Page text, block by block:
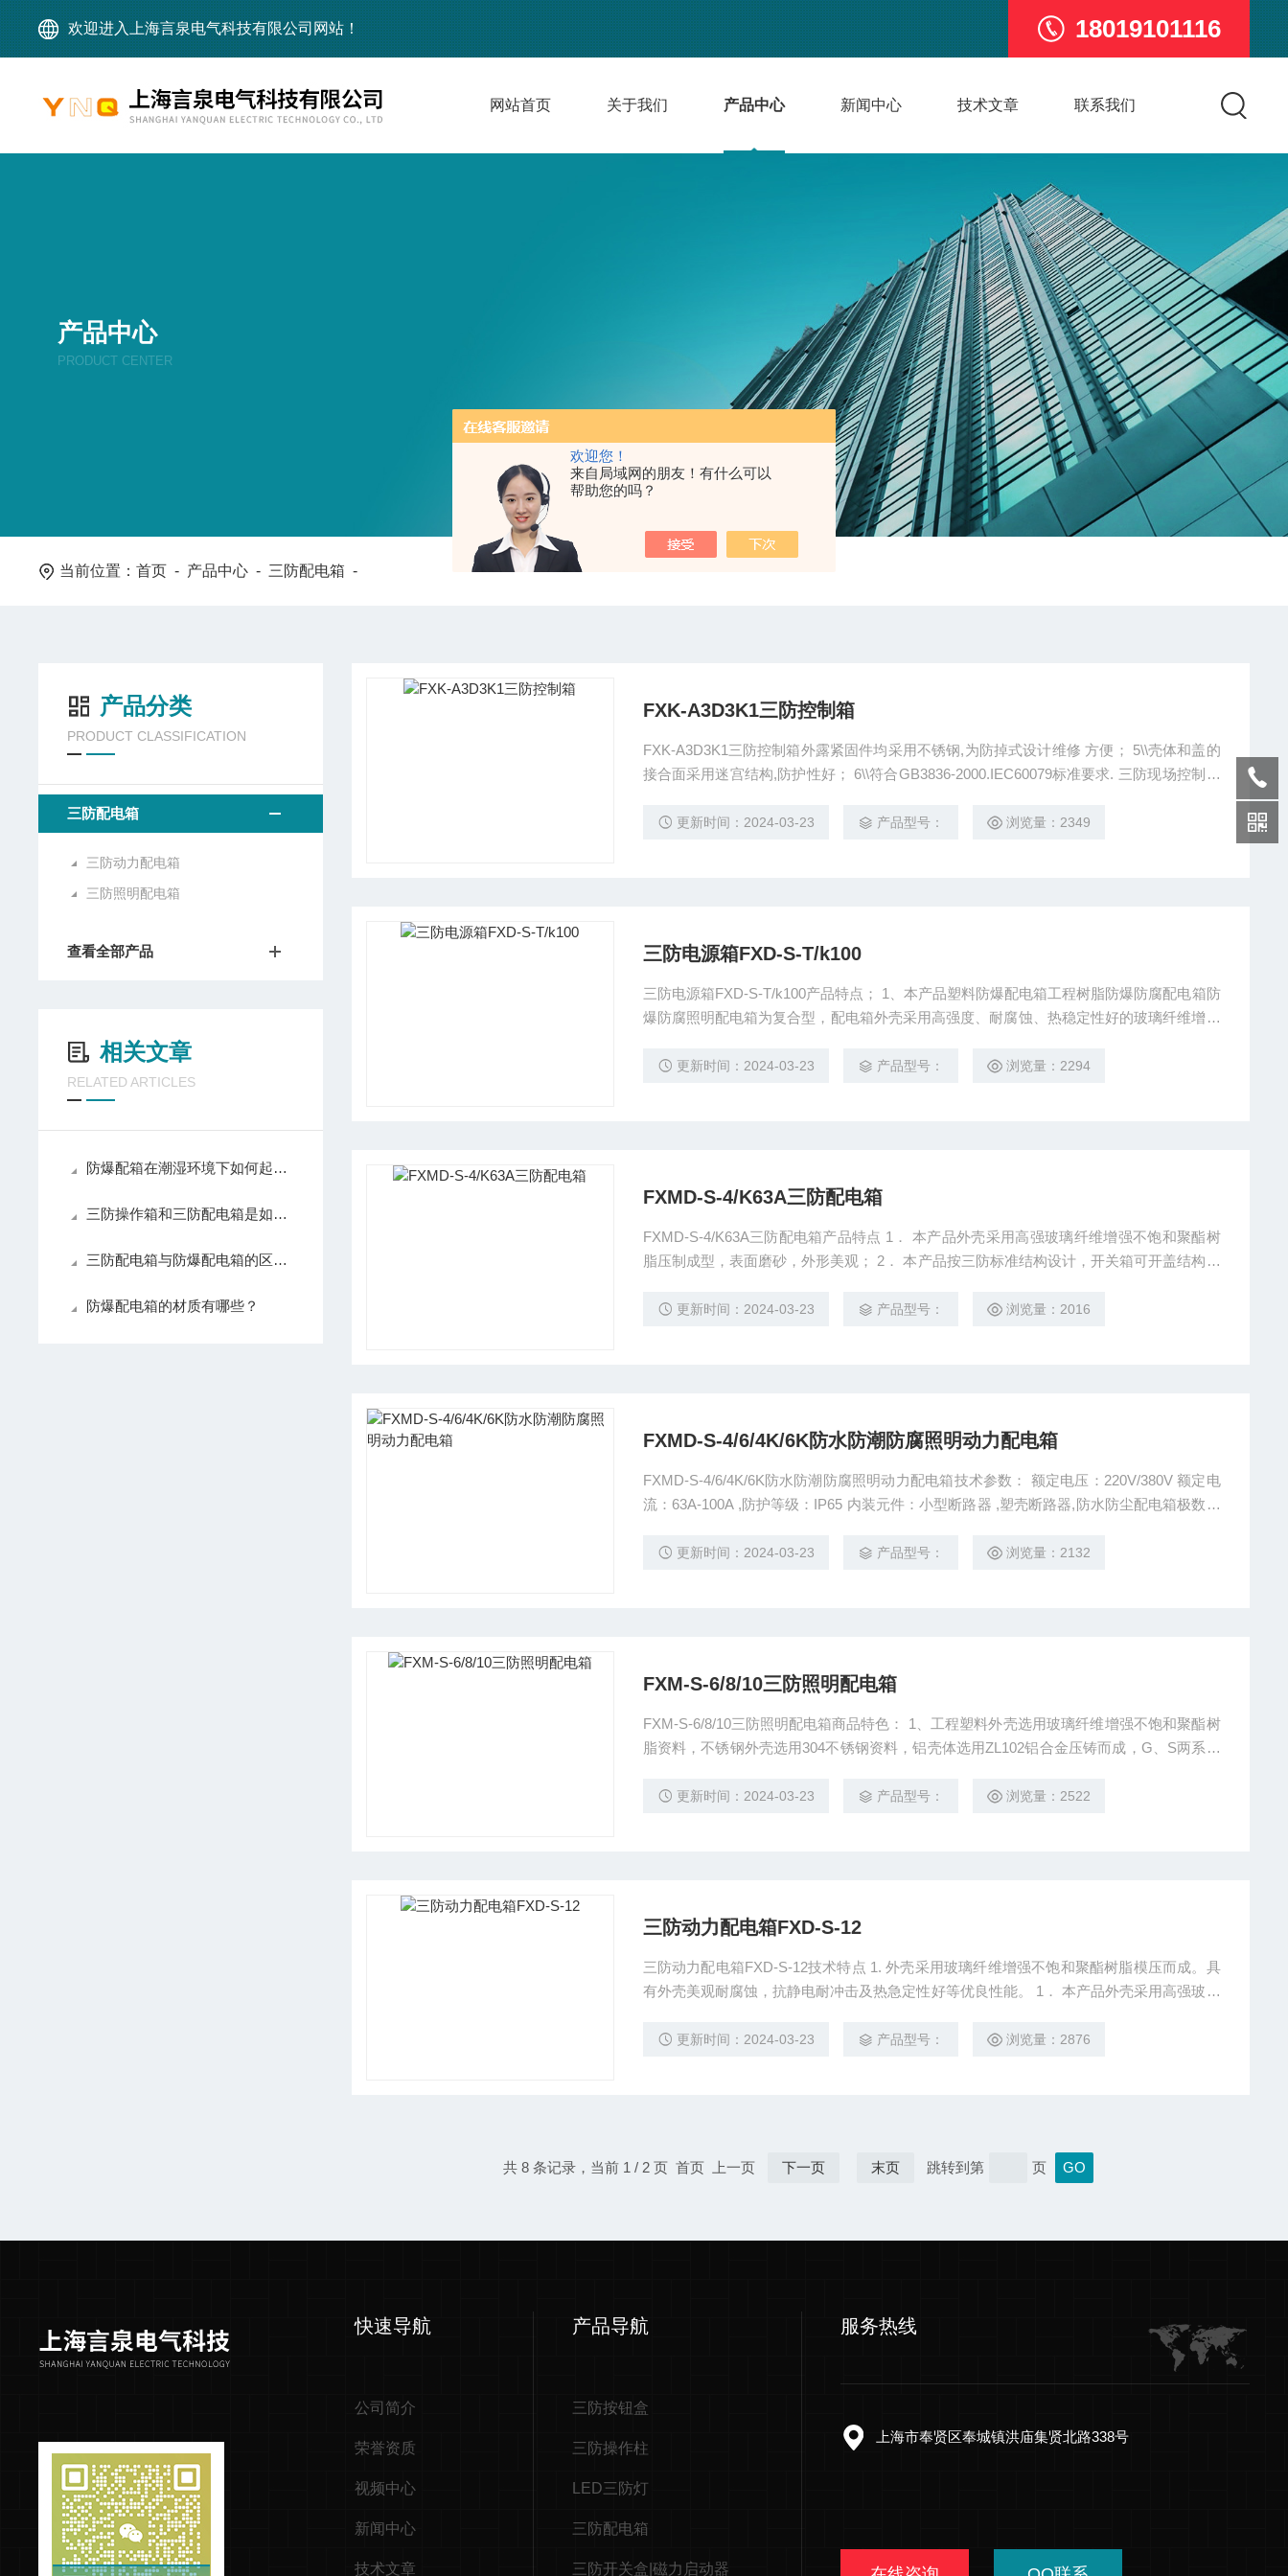
欢迎您！
来自局域网的朋友！有什么可以
帮助您的吗？
欢迎进入上海言泉电气科技有限公司网站！ 18019101116
网站首页 关于我们 产品中心 新闻中心 技术文章 联系我们
产品中心
PRODUCT CENTER
当前位置：首页 - 产品中心 - 三防配电箱 -
产品分类
PRODUCT CLASSIFICATION
三防配电箱
三防动力配电箱
三防照明配电箱
查看全部产品
相关文章
RELATED ARTICLES
防爆配箱在潮湿环境下如何起到防爆作用？
三防操作箱和三防配电箱是如何达到三防的
三防配电箱与防爆配电箱的区别有哪些？
防爆配电箱的材质有哪些？
FXK-A3D3K1三防控制箱
FXK-A3D3K1三防控制箱外露紧固件均采用不锈钢,为防掉式设计维修 方便； 5\\壳体和盖的
接合面采用迷宫结构,防护性好； 6\\符合GB3836-2000.IEC60079标准要求. 三防现场控制箱
更新时间：2024-03-23 产品型号： 浏览量：2349
三防电源箱FXD-S-T/k100
三防电源箱FXD-S-T/k100产品特点； 1、本产品塑料防爆配电箱工程树脂防爆防腐配电箱防
爆防腐照明配电箱为复合型，配电箱外壳采用高强度、耐腐蚀、热稳定性好的玻璃纤维增强
增安型结构，具有较好的防水、防尘和耐冲击等优良性能，由于产品主要部件均采用工程塑
更新时间：2024-03-23 产品型号： 浏览量：2294
FXMD-S-4/K63A三防配电箱
FXMD-S-4/K63A三防配电箱产品特点 1． 本产品外壳采用高强玻璃纤维增强不饱和聚酯树
脂压制成型，表面磨砂，外形美观； 2． 本产品按三防标准结构设计，开关箱可开盖结构，
漏电断路器或塑壳式漏电断路器，接触器，继电器等通过操作面板手柄，或按钮而实现分合
更新时间：2024-03-23 产品型号： 浏览量：2016
FXMD-S-4/6/4K/6K防水防潮防腐照明动力配电箱
FXMD-S-4/6/4K/6K防水防潮防腐照明动力配电箱技术参数： 额定电压：220V/380V 额定电
流：63A-100A ,防护等级：IP65 内装元件：小型断路器 ,塑壳断路器,防水防尘配电箱极数：
更新时间：2024-03-23 产品型号： 浏览量：2132
FXM-S-6/8/10三防照明配电箱
FXM-S-6/8/10三防照明配电箱商品特色： 1、工程塑料外壳选用玻璃纤维增强不饱和聚酯树
脂资料，不锈钢外壳选用304不锈钢资料，铝壳体选用ZL102铝合金压铸而成，G、S两系列
紧固，具有杰出的防水防尘功能，一切显露紧固件均用不锈钢，密封件选用硅橡胶，耐油、
更新时间：2024-03-23 产品型号： 浏览量：2522
三防动力配电箱FXD-S-12
三防动力配电箱FXD-S-12技术特点 1. 外壳采用玻璃纤维增强不饱和聚酯树脂模压而成。具
有外壳美观耐腐蚀，抗静电耐冲击及热急定性好等优良性能。 1． 本产品外壳采用高强玻璃
板焊接为隔爆型结构），配电箱采用隔爆型结构，母线箱及接线箱采用增安型结构； 3． 采
更新时间：2024-03-23 产品型号： 浏览量：2876
共 8 条记录，当前 1 / 2 页 首页 上一页 下一页 末页 跳转到第 页
快速导航
公司简介
荣誉资质
视频中心
新闻中心
技术文章
产品导航
三防按钮盒
三防操作柱
LED三防灯
三防配电箱
三防开关盒|磁力启动器
服务热线
上海市奉贤区奉城镇洪庙集贤北路338号